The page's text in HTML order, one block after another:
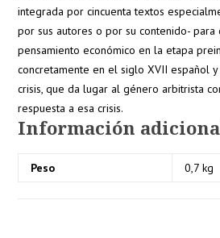
integrada por cincuenta textos
por sus autores o por su contenido-
pensamiento económico en la etapa
concretamente en el siglo XVII español
crisis, que da lugar al género arbitrista
respuesta a esa crisis.
Información
Peso 0,7 kg